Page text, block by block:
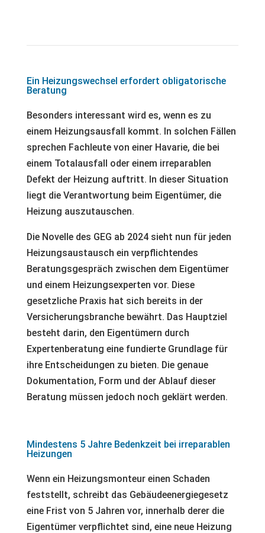
Ein Heizungswechsel erfordert obligatorische
Beratung
Besonders interessant wird es, wenn es zu
einem Heizungsausfall kommt. In solchen Fällen
sprechen Fachleute von einer Havarie, die bei
einem Totalausfall oder einem irreparablen
Defekt der Heizung auftritt. In dieser Situation
liegt die Verantwortung beim Eigentümer, die
Heizung auszutauschen.
Die Novelle des GEG ab 2024 sieht nun für jeden
Heizungsaustausch ein verpflichtendes
Beratungsgespräch zwischen dem Eigentümer
und einem Heizungsexperten vor. Diese
gesetzliche Praxis hat sich bereits in der
Versicherungsbranche bewährt. Das Hauptziel
besteht darin, den Eigentümern durch
Expertenberatung eine fundierte Grundlage für
ihre Entscheidungen zu bieten. Die genaue
Dokumentation, Form und der Ablauf dieser
Beratung müssen jedoch noch geklärt werden.
Mindestens 5 Jahre Bedenkzeit bei irreparablen
Heizungen
Wenn ein Heizungsmonteur einen Schaden
feststellt, schreibt das Gebäudeenergiegesetz
eine Frist von 5 Jahren vor, innerhalb derer die
Eigentümer verpflichtet sind, eine neue Heizung